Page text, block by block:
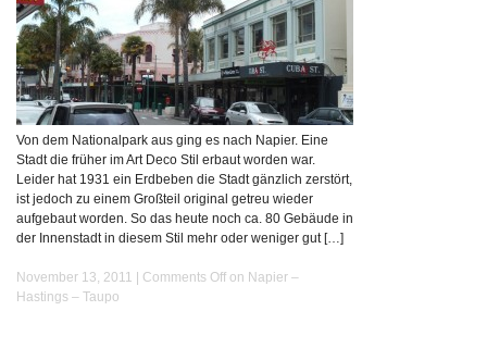
Von dem Nationalpark aus ging es nach Napier. Eine
Stadt die früher im Art Deco Stil erbaut worden war.
Leider hat 1931 ein Erdbeben die Stadt gänzlich zerstört,
ist jedoch zu einem Großteil original getreu wieder
aufgebaut worden. So das heute noch ca. 80 Gebäude in
der Innenstadt in diesem Stil mehr oder weniger gut […]
November 13, 2011 | Comments Off on Napier –
Hastings – Taupo